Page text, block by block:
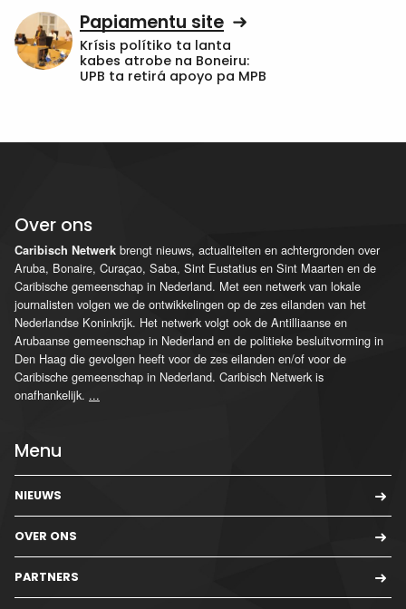
Papiamentu site
Krísis polítiko ta lanta
kabes atrobe na Boneiru:
UPB ta retirá apoyo pa MPB
Over ons
Caribisch Netwerk brengt nieuws, actualiteiten en achtergronden over
Aruba, Bonaire, Curaçao, Saba, Sint Eustatius en Sint Maarten en de
Caribische gemeenschap in Nederland. Met een netwerk van lokale
journalisten volgen we de ontwikkelingen op de zes eilanden van het
Nederlandse Koninkrijk. Het netwerk volgt ook de Antilliaanse en
Arubaanse gemeenschap in Nederland en de politieke besluitvorming in
Den Haag die gevolgen heeft voor de zes eilanden en/of voor de
Caribische gemeenschap in Nederland. Caribisch Netwerk is
onafhankelijk. ...
Menu
NIEUWS
OVER ONS
PARTNERS